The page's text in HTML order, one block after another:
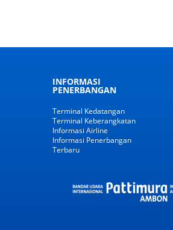
INFORMASI
PENERBANGAN
Terminal Kedatangan
Terminal Keberangkatan
Informasi Airline
Informasi Penerbangan
Terbaru